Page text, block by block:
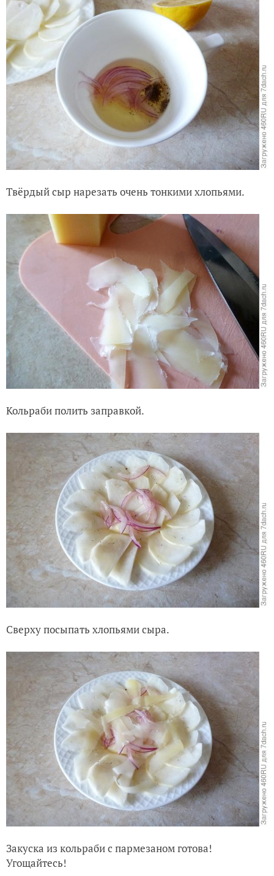
Твёрдый сыр нарезать очень тонкими хлопьями.
Кольраби полить заправкой.
Сверху посыпать хлопьями сыра.
Закуска из кольраби с пармезаном готова!
Угощайтесь!